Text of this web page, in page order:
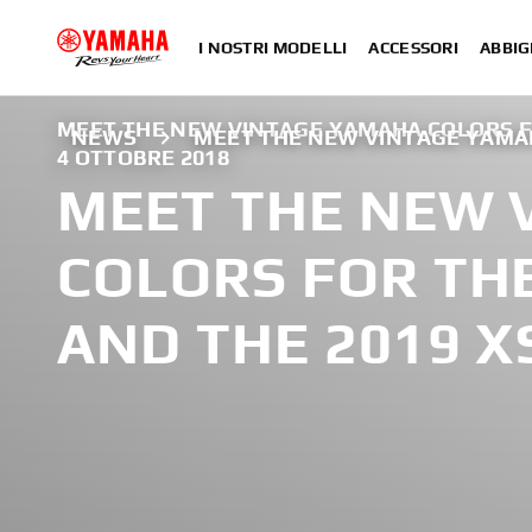
I NOSTRI MODELLI ACCESSORI
NEWS MEET THE NEW VINTAGE
MEET THE NEW VINTAGE YAMAHA COLORS
4 OTTOBRE 2018
MEET THE NEW
COLORS FOR
AND THE 2019